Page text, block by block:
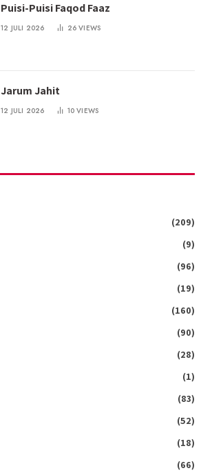
Puisi-Puisi Faqod Faaz
12 JULI 2026 26VIEWS
Jarum Jahit
12 JULI 2026 10VIEWS
(209)
(9)
(96)
(19)
(160)
(90)
(28)
(1)
(83)
(52)
(18)
(66)